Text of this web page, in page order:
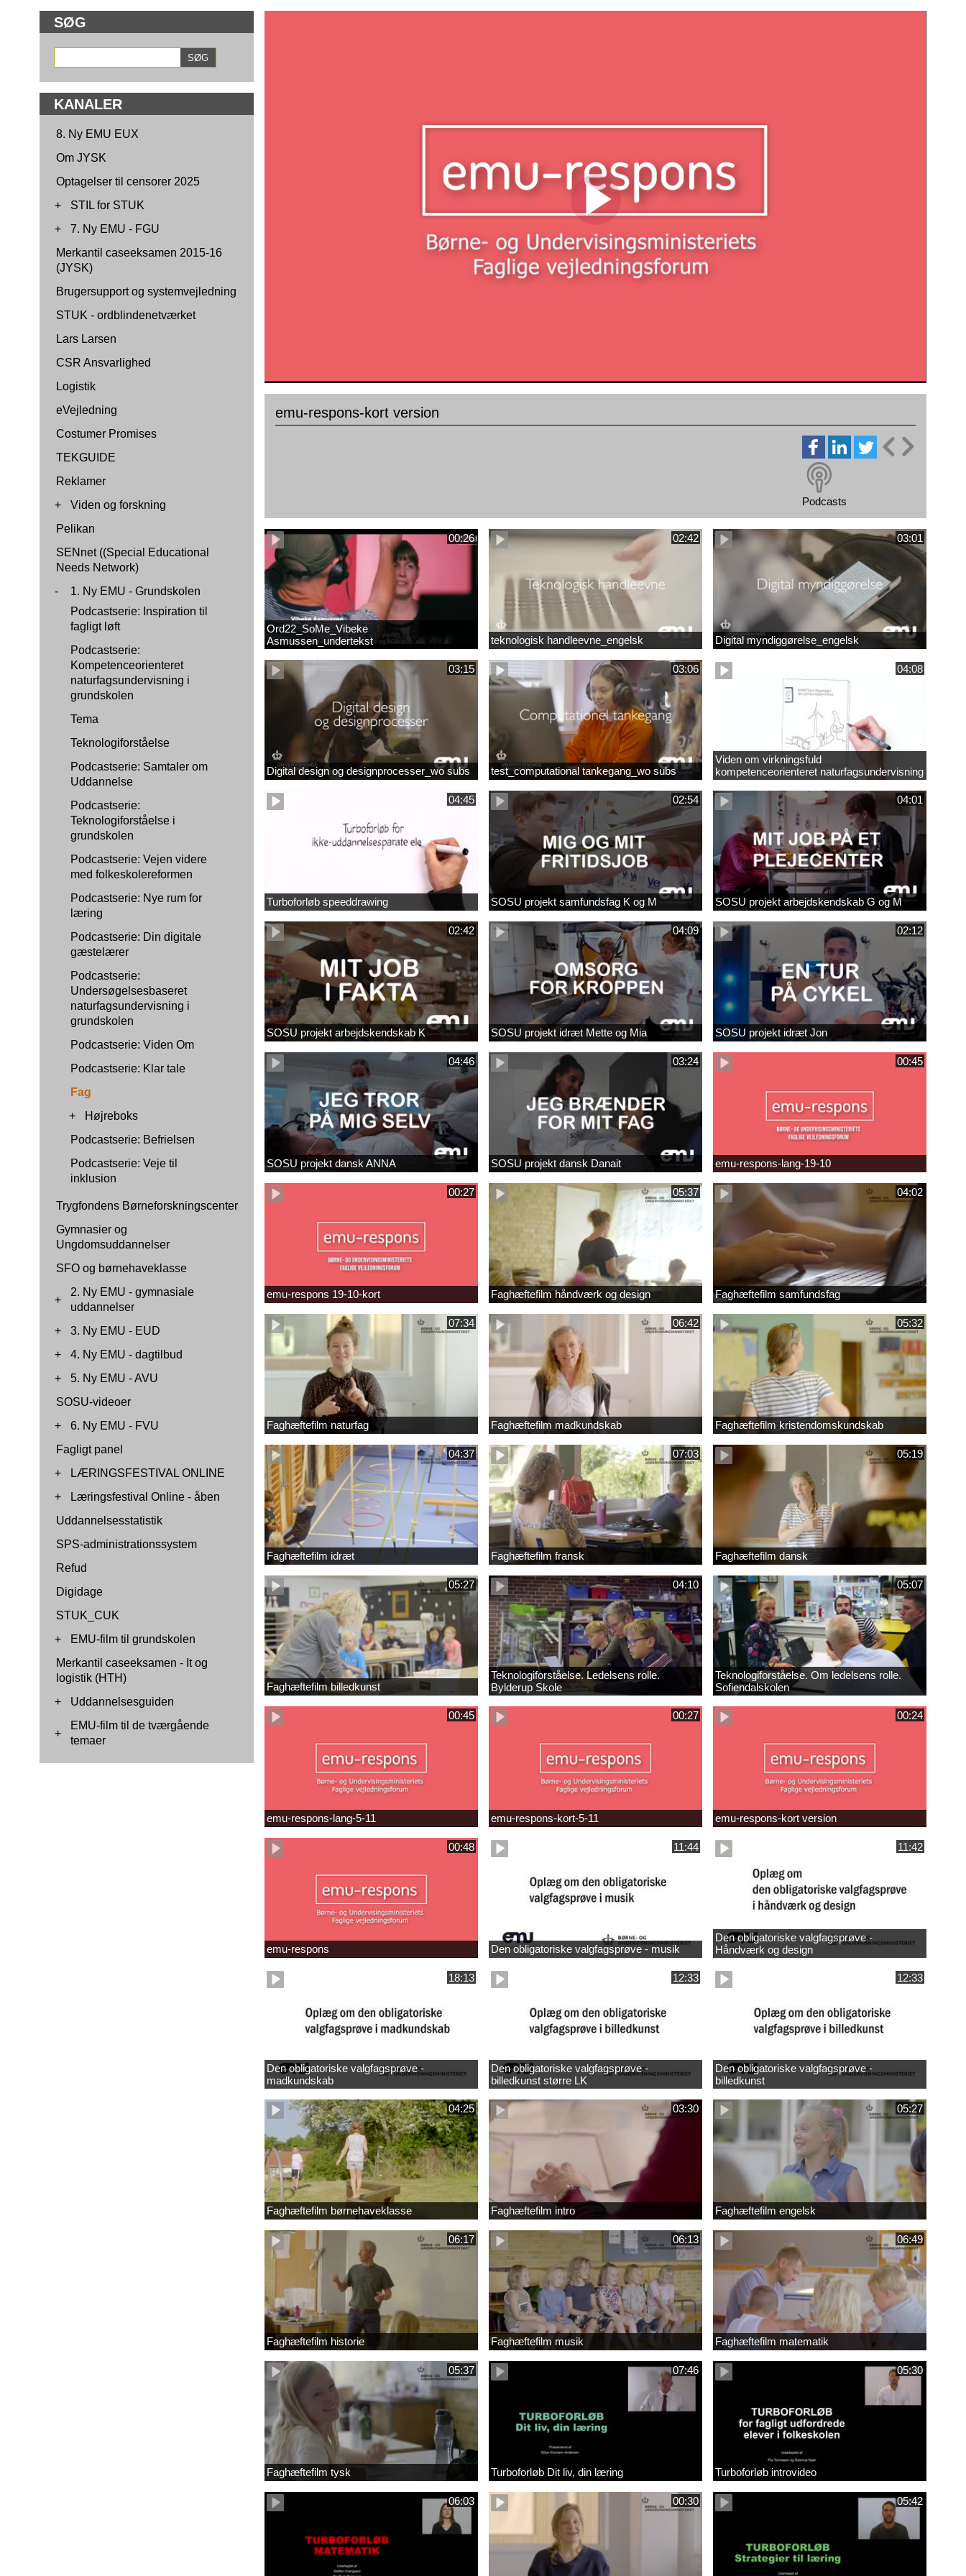
SØG
KANALER
8. Ny EMU EUX
Om JYSK
Optagelser til censorer 2025
+
STIL for STUK
+
7. Ny EMU - FGU
Merkantil caseeksamen 2015-16
(JYSK)
Brugersupport og systemvejledning
STUK - ordblindenetværket
Lars Larsen
CSR Ansvarlighed
Logistik
eVejledning
Costumer Promises
TEKGUIDE
Reklamer
+
Viden og forskning
Pelikan
SENnet ((Special Educational
Needs Network)
-
1. Ny EMU - Grundskolen
Podcastserie: Inspiration til
fagligt løft
Podcastserie:
Kompetenceorienteret
naturfagsundervisning i
grundskolen
Tema
Teknologiforståelse
Podcastserie: Samtaler om
Uddannelse
Podcastserie:
Teknologiforståelse i
grundskolen
Podcastserie: Vejen videre
med folkeskolereformen
Podcastserie: Nye rum for
læring
Podcastserie: Din digitale
gæstelærer
Podcastserie:
Undersøgelsesbaseret
naturfagsundervisning i
grundskolen
Podcastserie: Viden Om
Podcastserie: Klar tale
Fag
+
Højreboks
Podcastserie: Befrielsen
Podcastserie: Veje til
inklusion
Trygfondens Børneforskningscenter
Gymnasier og
Ungdomsuddannelser
SFO og børnehaveklasse
+
2. Ny EMU - gymnasiale
uddannelser
+
3. Ny EMU - EUD
+
4. Ny EMU - dagtilbud
+
5. Ny EMU - AVU
SOSU-videoer
+
6. Ny EMU - FVU
Fagligt panel
+
LÆRINGSFESTIVAL ONLINE
+
Læringsfestival Online - åben
Uddannelsesstatistik
SPS-administrationssystem
Refud
Digidage
STUK_CUK
+
EMU-film til grundskolen
Merkantil caseeksamen - It og
logistik (HTH)
+
Uddannelsesguiden
+
EMU-film til de tværgående
temaer
emu-respons-kort version
Podcasts
00:26
Ord22_SoMe_Vibeke
Asmussen_undertekst
02:42
teknologisk handleevne_engelsk
03:01
Digital myndiggørelse_engelsk
03:15
Digital design og designprocesser_wo subs
03:06
test_computational tankegang_wo subs
04:08
Viden om virkningsfuld
kompetenceorienteret naturfagsundervisning
04:45
Turboforløb speeddrawing
02:54
SOSU projekt samfundsfag K og M
04:01
SOSU projekt arbejdskendskab G og M
02:42
SOSU projekt arbejdskendskab K
04:09
SOSU projekt idræt Mette og Mia
02:12
SOSU projekt idræt Jon
04:46
SOSU projekt dansk ANNA
03:24
SOSU projekt dansk Danait
00:45
emu-respons-lang-19-10
00:27
emu-respons 19-10-kort
05:37
Faghæftefilm håndværk og design
04:02
Faghæftefilm samfundsfag
07:34
Faghæftefilm naturfag
06:42
Faghæftefilm madkundskab
05:32
Faghæftefilm kristendomskundskab
04:37
Faghæftefilm idræt
07:03
Faghæftefilm fransk
05:19
Faghæftefilm dansk
05:27
Faghæftefilm billedkunst
04:10
Teknologiforståelse. Ledelsens rolle.
Bylderup Skole
05:07
Teknologiforståelse. Om ledelsens rolle.
Sofiendalskolen
00:45
emu-respons-lang-5-11
00:27
emu-respons-kort-5-11
00:24
emu-respons-kort version
00:48
emu-respons
11:44
Den obligatoriske valgfagsprøve - musik
11:42
Den obligatoriske valgfagsprøve -
Håndværk og design
18:13
Den obligatoriske valgfagsprøve -
madkundskab
12:33
Den obligatoriske valgfagsprøve -
billedkunst større LK
12:33
Den obligatoriske valgfagsprøve -
billedkunst
04:25
Faghæftefilm børnehaveklasse
03:30
Faghæftefilm intro
05:27
Faghæftefilm engelsk
06:17
Faghæftefilm historie
06:13
Faghæftefilm musik
06:49
Faghæftefilm matematik
05:37
Faghæftefilm tysk
07:46
Turboforløb Dit liv, din læring
05:30
Turboforløb introvideo
06:03 00:30 05:42